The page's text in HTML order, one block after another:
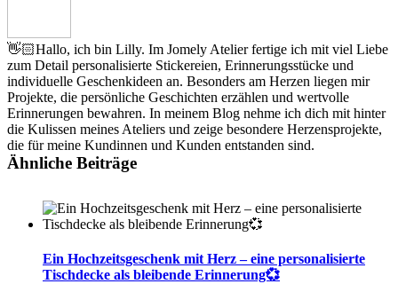
👋🏻Hallo, ich bin Lilly. Im Jomely Atelier fertige ich mit viel Liebe
zum Detail personalisierte Stickereien, Erinnerungsstücke und
individuelle Geschenkideen an. Besonders am Herzen liegen mir
Projekte, die persönliche Geschichten erzählen und wertvolle
Erinnerungen bewahren. In meinem Blog nehme ich dich mit hinter
die Kulissen meines Ateliers und zeige besondere Herzensprojekte,
die für meine Kundinnen und Kunden entstanden sind.
Ähnliche Beiträge
Ein Hochzeitsgeschenk mit Herz – eine personalisierte
Tischdecke als bleibende Erinnerung💞